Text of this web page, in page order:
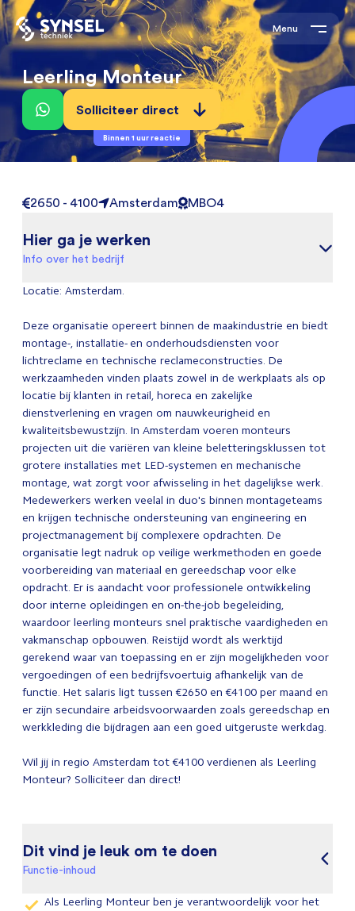
Menu
Leerling Monteur
Solliciteer direct
Binnen 1 uur reactie
2650 - 4100 Amsterdam MBO4
Hier ga je werken
Info over het bedrijf
Locatie: Amsterdam.
Deze organisatie opereert binnen de maakindustrie en biedt
montage-, installatie- en onderhoudsdiensten voor
lichtreclame en technische reclameconstructies. De
werkzaamheden vinden plaats zowel in de werkplaats als op
locatie bij klanten in retail, horeca en zakelijke
dienstverlening en vragen om nauwkeurigheid en
kwaliteitsbewustzijn. In Amsterdam voeren monteurs
projecten uit die variëren van kleine beletteringsklussen tot
grotere installaties met LED-systemen en mechanische
montage, wat zorgt voor afwisseling in het dagelijkse werk.
Medewerkers werken veelal in duo's binnen montageteams
en krijgen technische ondersteuning van engineering en
projectmanagement bij complexere opdrachten. De
organisatie legt nadruk op veilige werkmethoden en goede
voorbereiding van materiaal en gereedschap voor elke
opdracht. Er is aandacht voor professionele ontwikkeling
door interne opleidingen en on-the-job begeleiding,
waardoor leerling monteurs snel praktische vaardigheden en
vakmanschap opbouwen. Reistijd wordt als werktijd
gerekend waar van toepassing en er zijn mogelijkheden voor
vergoedingen of een bedrijfsvoertuig afhankelijk van de
functie. Het salaris ligt tussen €2650 en €4100 per maand en
er zijn secundaire arbeidsvoorwaarden zoals gereedschap en
werkkleding die bijdragen aan een goed uitgeruste werkdag.
Wil jij in regio Amsterdam tot €4100 verdienen als Leerling
Monteur? Solliciteer dan direct!
Dit vind je leuk om te doen
Functie-inhoud
Als Leerling Monteur ben je verantwoordelijk voor het